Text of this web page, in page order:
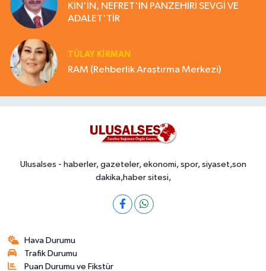
KİN'İN, NEFRET'İN PANZEHİRİ SEVGİ VE
ADALET'TİR
TÜLAY KİRMAN
RAM (Rehberlik Araştırma Merkezi)
Ulusalses - haberler, gazeteler, ekonomi, spor, siyaset,son
dakika,haber sitesi,
Hava Durumu
Trafik Durumu
Puan Durumu ve Fikstür